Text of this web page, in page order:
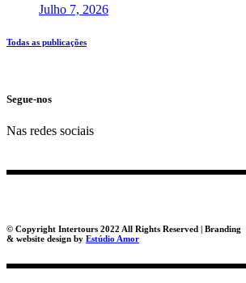
Julho 7, 2026
Todas as publicações
Segue-nos
Nas redes sociais
© Copyright Intertours 2022 All Rights Reserved | Branding
& website design by Estúdio Amor